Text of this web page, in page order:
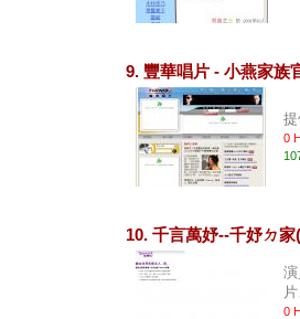
9. 豐華唱片 - 小燕家族
0
10. 千言萬妤--千妤ㄉ
0